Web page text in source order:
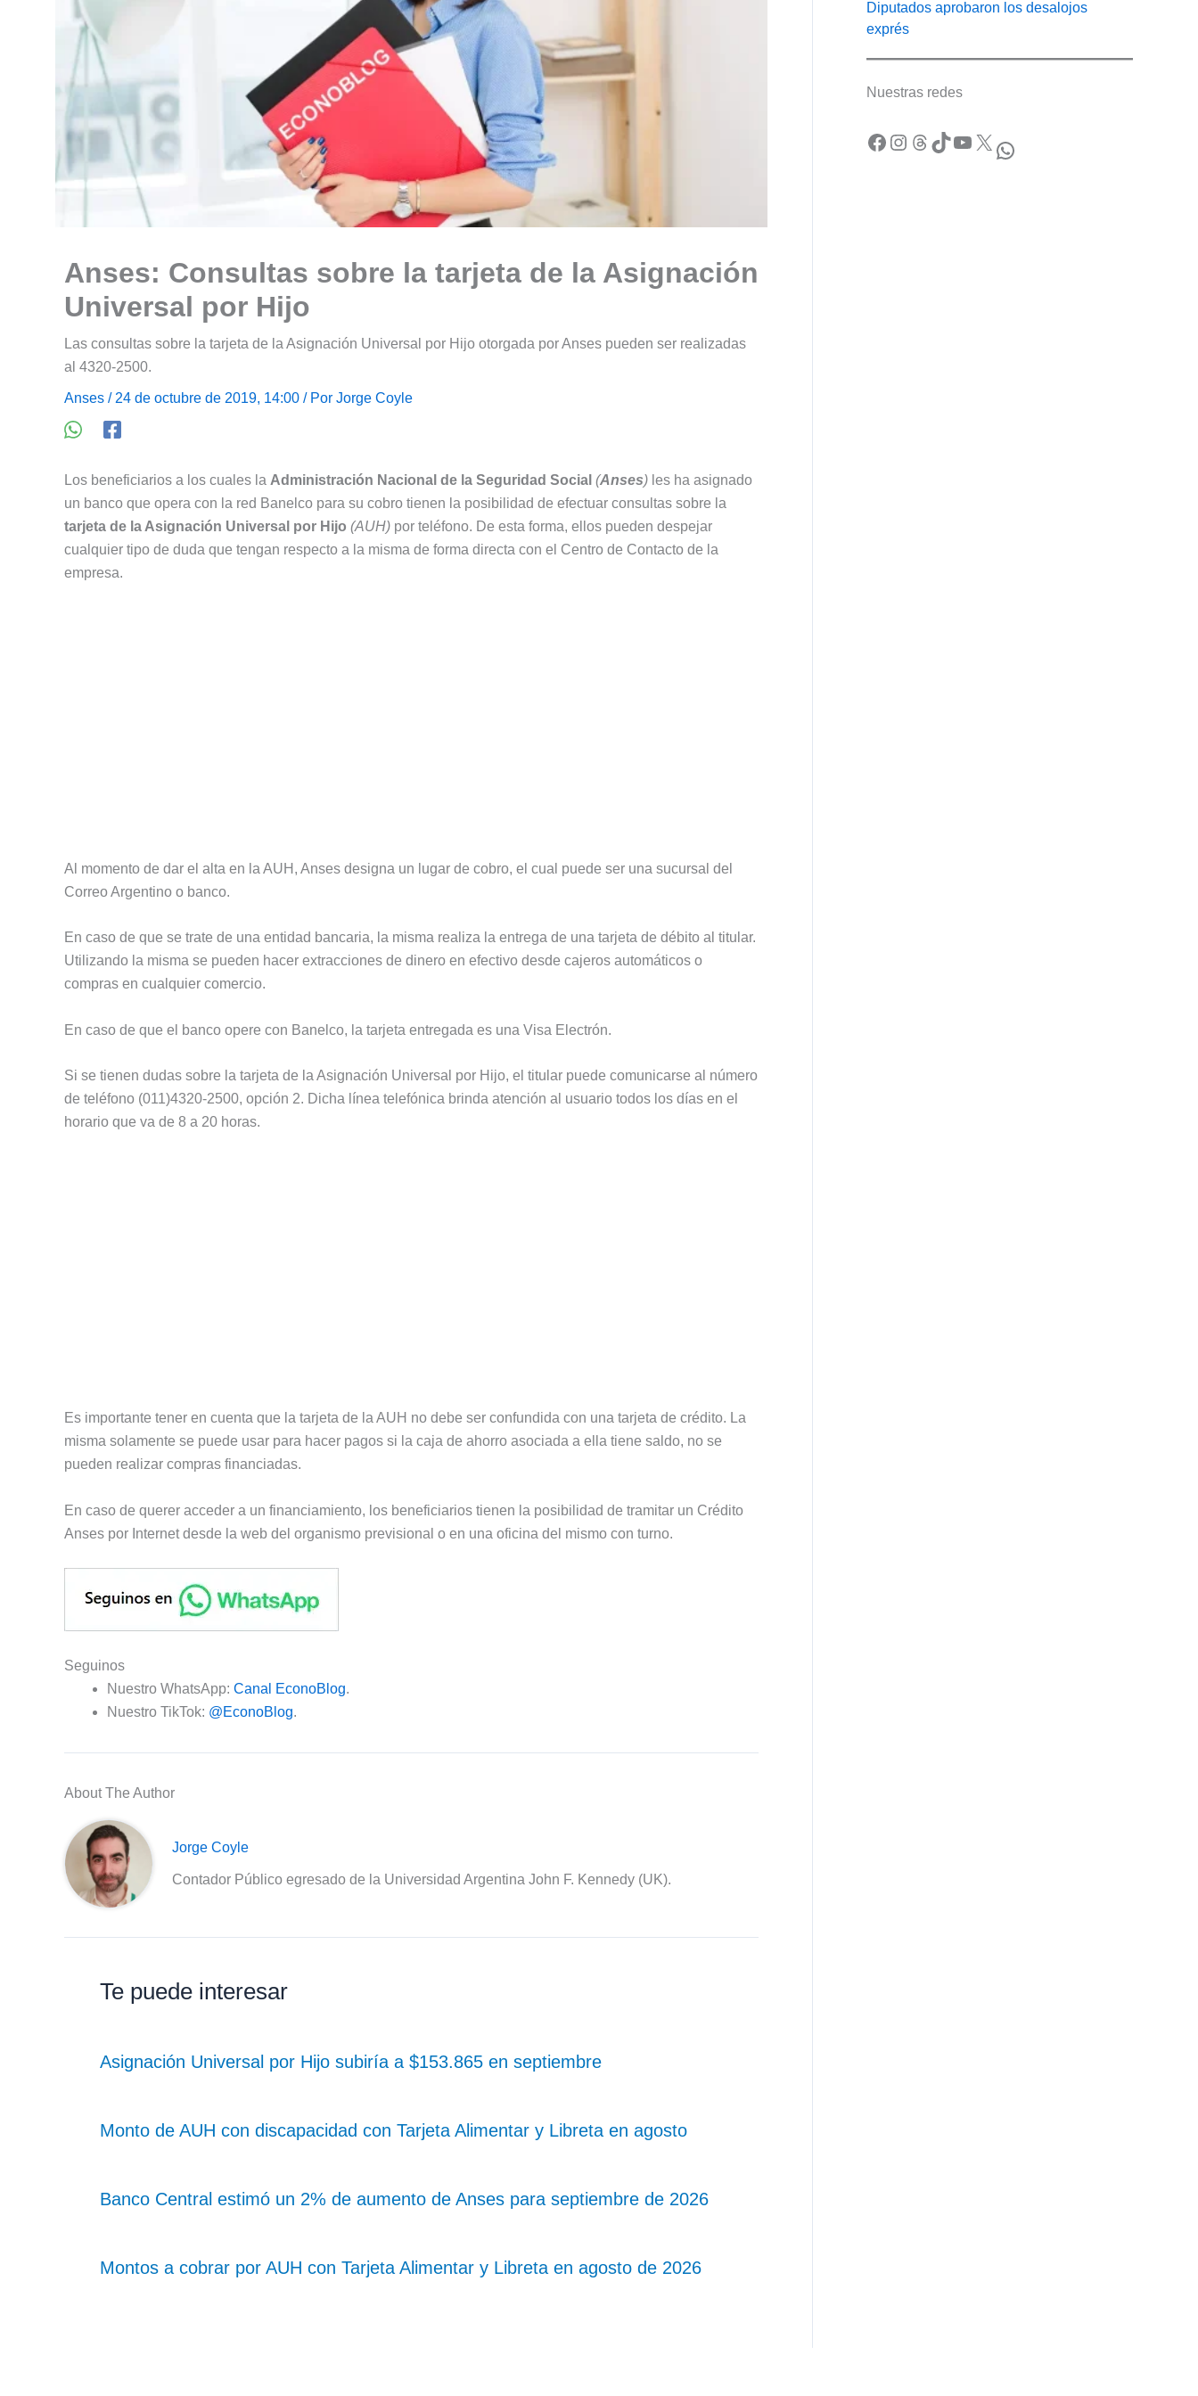
Anses: Consultas sobre la tarjeta de la Asignación
Universal por Hijo
Las consultas sobre la tarjeta de la Asignación Universal por Hijo otorgada por Anses pueden ser realizadas
al 4320-2500.
Anses / 24 de octubre de 2019, 14:00 / Por Jorge Coyle
Los beneficiarios a los cuales la Administración Nacional de la Seguridad Social (Anses) les ha asignado
un banco que opera con la red Banelco para su cobro tienen la posibilidad de efectuar consultas sobre la
tarjeta de la Asignación Universal por Hijo (AUH) por teléfono. De esta forma, ellos pueden despejar
cualquier tipo de duda que tengan respecto a la misma de forma directa con el Centro de Contacto de la
empresa.
Al momento de dar el alta en la AUH, Anses designa un lugar de cobro, el cual puede ser una sucursal del
Correo Argentino o banco.
En caso de que se trate de una entidad bancaria, la misma realiza la entrega de una tarjeta de débito al titular.
Utilizando la misma se pueden hacer extracciones de dinero en efectivo desde cajeros automáticos o
compras en cualquier comercio.
En caso de que el banco opere con Banelco, la tarjeta entregada es una Visa Electrón.
Si se tienen dudas sobre la tarjeta de la Asignación Universal por Hijo, el titular puede comunicarse al número
de teléfono (011)4320-2500, opción 2. Dicha línea telefónica brinda atención al usuario todos los días en el
horario que va de 8 a 20 horas.
Es importante tener en cuenta que la tarjeta de la AUH no debe ser confundida con una tarjeta de crédito. La
misma solamente se puede usar para hacer pagos si la caja de ahorro asociada a ella tiene saldo, no se
pueden realizar compras financiadas.
En caso de querer acceder a un financiamiento, los beneficiarios tienen la posibilidad de tramitar un Crédito
Anses por Internet desde la web del organismo previsional o en una oficina del mismo con turno.
Seguinos
Nuestro WhatsApp: Canal EconoBlog.
Nuestro TikTok: @EconoBlog.
About The Author
Jorge Coyle
Contador Público egresado de la Universidad Argentina John F. Kennedy (UK).
Te puede interesar
Asignación Universal por Hijo subiría a $153.865 en septiembre
Monto de AUH con discapacidad con Tarjeta Alimentar y Libreta en agosto
Banco Central estimó un 2% de aumento de Anses para septiembre de 2026
Montos a cobrar por AUH con Tarjeta Alimentar y Libreta en agosto de 2026
Diputados aprobaron los desalojos
exprés
Nuestras redes
Facebook Instagram Threads TikTok YouTube X WhatsApp